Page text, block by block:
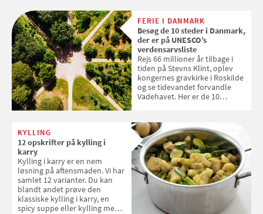
enkle råd til at spare penge på
tøjvasken
FERIE I DANMARK
Besøg de 10 steder i Danmark,
der er på UNESCO’s
verdensarvsliste
Rejs 66 millioner år tilbage i
tiden på Stevns Klint, oplev
kongernes gravkirke i Roskilde
og se tidevandet forvandle
Vadehavet. Her er de 10
KYLLING
12 opskrifter på kylling i
karry
Kylling i karry er en nem
løsning på aftensmaden. Vi har
samlet 12 varianter. Du kan
blandt andet prøve den
klassiske kylling i karry, en
spicy suppe eller kylling med